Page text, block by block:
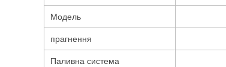
Модель
прагнення
Паливна система